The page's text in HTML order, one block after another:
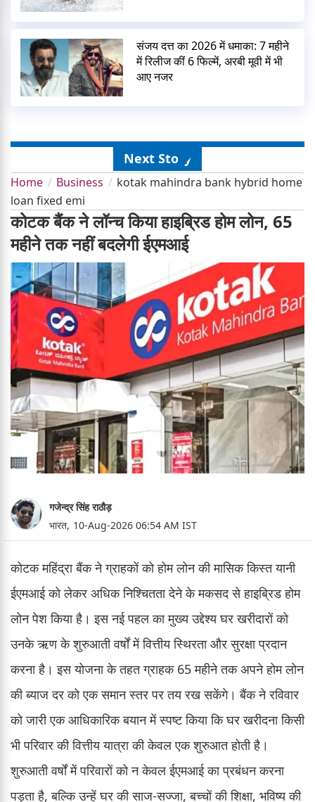
संजय दत्त का 2026 में धमाका: 7 महीने
में रिलीज कीं 6 फिल्में, अरबी मूवी में भी
आए नजर
Next Story
Home Business
kotak mahindra bank hybrid home
loan fixed emi
कोटक बैंक ने लॉन्च किया हाइब्रिड होम लोन, 65
महीने तक नहीं बदलेगी ईएमआई
गजेन्द्र सिंह राठौड़
भारत, 10-Aug-2026 06:54 AM IST
कोटक महिंद्रा बैंक ने ग्राहकों को होम लोन की मासिक किस्त यानी
ईएमआई को लेकर अधिक निश्चितता देने के मकसद से हाइब्रिड होम
लोन पेश किया है। इस नई पहल का मुख्य उद्देश्य घर खरीदारों को
उनके ऋण के शुरुआती वर्षों में वित्तीय स्थिरता और सुरक्षा प्रदान
करना है। इस योजना के तहत ग्राहक 65 महीने तक अपने होम लोन
की ब्याज दर को एक समान स्तर पर तय रख सकेंगे। बैंक ने रविवार
को जारी एक आधिकारिक बयान में स्पष्ट किया कि घर खरीदना किसी
भी परिवार की वित्तीय यात्रा की केवल एक शुरुआत होती है।
शुरुआती वर्षों में परिवारों को न केवल ईएमआई का प्रबंधन करना
पड़ता है, बल्कि उन्हें घर की साज-सज्जा, बच्चों की शिक्षा, भविष्य की